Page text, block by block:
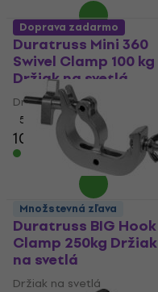
Duratruss Mini 360
Swivel Clamp 100 kg
Držiak na svetlá
Držiak na svetlá
5
10,20 € 10,36 €
Na sklade
Doprava zadarmo
Duratruss BIG Hook
Clamp 250kg Držiak
na svetlá
Držiak na svetlá
Množstevná zľava